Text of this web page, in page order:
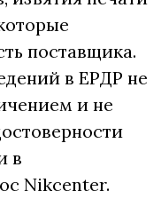
поставщика.
в ЕРДР не
и не
в
Nikcenter.